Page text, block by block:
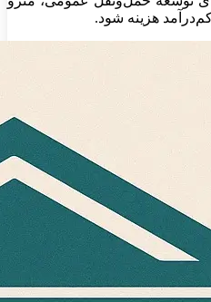
هزینه شود.